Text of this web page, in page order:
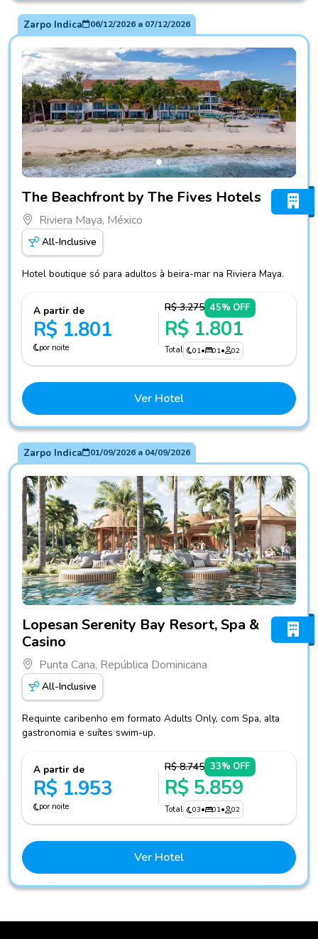
Zarpo Indica 06/12/2026a 07/12/2026
Fotos do hotel The Beachfront by The Fives Hotels
The Beachfront by The Fives Hotels
Riviera Maya, México
All-Inclusive
Hotel boutique só para adultos à beira-mar na Riviera Maya.
A partir de
R$ 1.801
por noite
R$ 3.275 45% OFF
R$ 1.801
Total 01• 01• 02
Ver Hotel
Zarpo Indica 01/09/2026a 04/09/2026
Fotos do hotel Lopesan Serenity Bay Resort, Spa & Casino
Lopesan Serenity Bay Resort, Spa &
Casino
Punta Cana, República Dominicana
All-Inclusive
Requinte caribenho em formato Adults Only, com Spa, alta
gastronomia e suítes swim-up.
A partir de
R$ 1.953
por noite
R$ 8.745 33% OFF
R$ 5.859
Total 03• 01• 02
Ver Hotel